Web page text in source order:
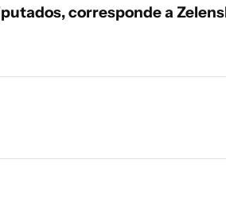
corresponde a